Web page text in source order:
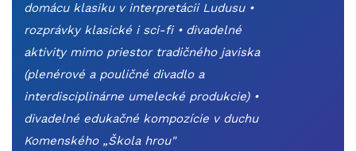
domácu klasiku v interpretácii Ludusu •
rozprávky klasické i sci-fi • divadelné
aktivity mimo priestor tradičného javiska
(plenérové a pouličné divadlo a
interdisciplinárne umelecké produkcie) •
divadelné edukačné kompozície v duchu
Komenského „Škola hrou"